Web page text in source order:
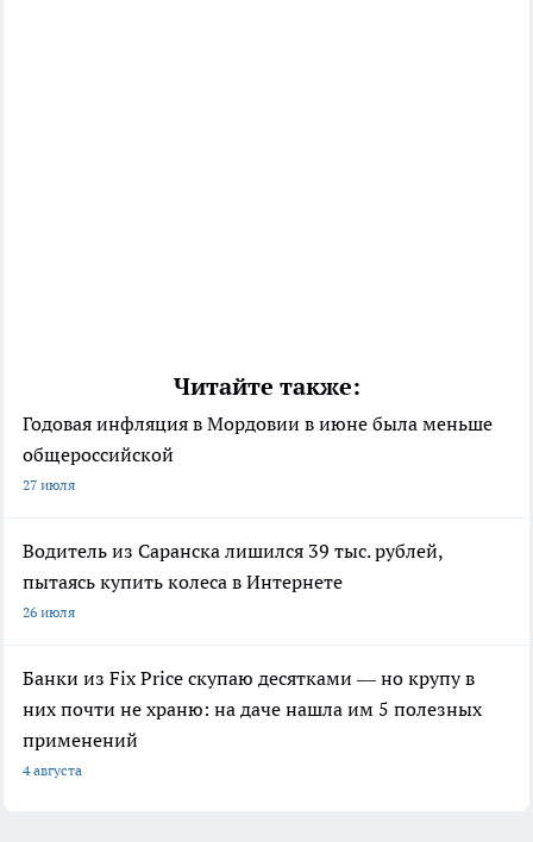
Читайте также:
Годовая инфляция в Мордовии в июне была меньше
общероссийской
27 июля
Водитель из Саранска лишился 39 тыс. рублей,
пытаясь купить колеса в Интернете
26 июля
Банки из Fix Price скупаю десятками — но крупу в
них почти не храню: на даче нашла им 5 полезных
применений
4 августа